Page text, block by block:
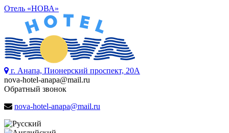
Отель «НОВА»
г. Анапа, Пионерский проспект, 20А
nova-hotel-anapa@mail.ru
Обратный звонок
nova-hotel-anapa@mail.ru